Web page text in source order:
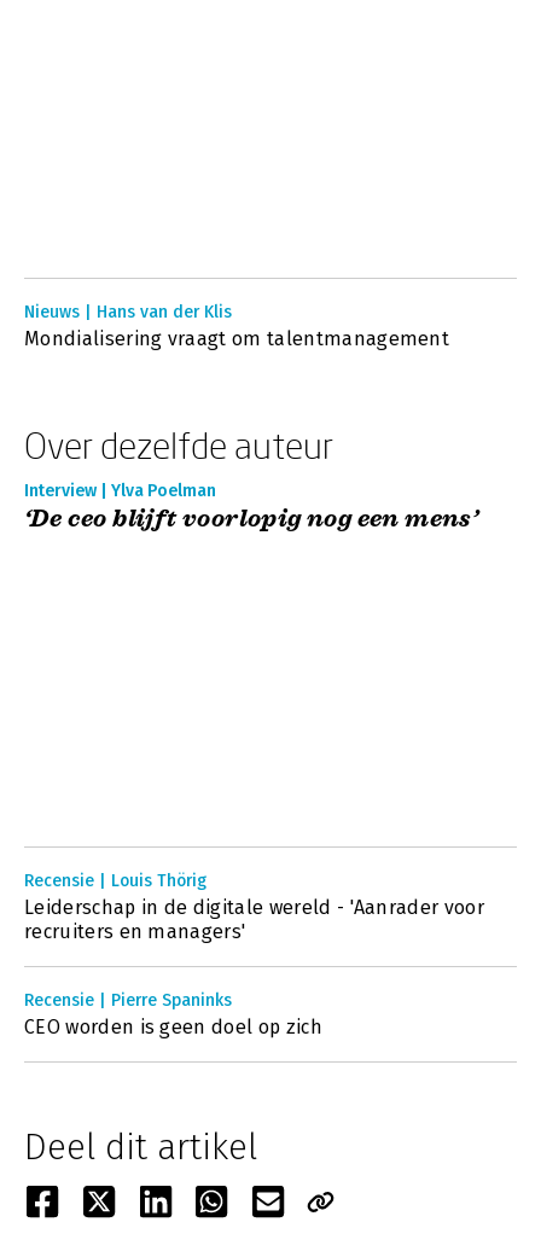
Nieuws | Hans van der Klis
Mondialisering vraagt om talentmanagement
Over dezelfde auteur
Interview | Ylva Poelman
‘De ceo blijft voorlopig nog een mens’
Recensie | Louis Thörig
Leiderschap in de digitale wereld - 'Aanrader voor
recruiters en managers'
Recensie | Pierre Spaninks
CEO worden is geen doel op zich
Deel dit artikel